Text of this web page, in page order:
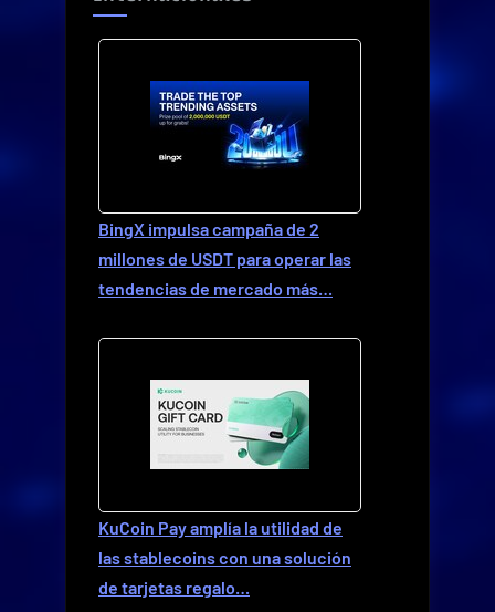
BingX impulsa campaña de 2
millones de USDT para operar las
tendencias de mercado más…
KuCoin Pay amplía la utilidad de
las stablecoins con una solución
de tarjetas regalo…